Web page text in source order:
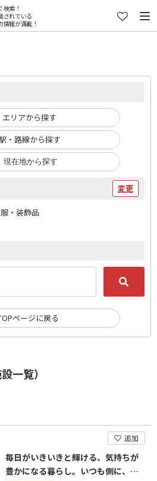
検索！
されている
情報が満載！
一覧）
追加
毎日がいきいきと輝ける、気持ちが
豊かになる暮らし。いつも側に、快
エリアから探す
・路線から探す
現在地から探す
変更
・装飾品
ページに戻る